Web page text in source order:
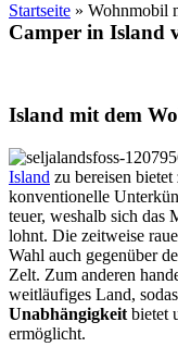
Startseite » Wohnmobil
Camper in Island
Island mit dem
Island zu bereisen
konventionelle
teuer, weshalb sich das
lohnt. Die zeitweise
Wahl auch gegenüber
Zelt. Zum anderen
weitläufiges Land,
Unabhängigkeit bietet
ermöglicht.